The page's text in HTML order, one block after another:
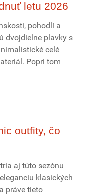
letu 2026
pohodlí a
dvojdielne plavky s
celé
Popri tom
outfity, čo
aj túto sezónu
klasických
práve tieto